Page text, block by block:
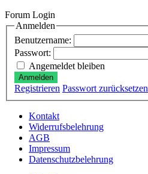
Forum Login
Anmelden
Benutzername:
Passwort:
Angemeldet bleiben
Anmelden
Registrieren Passwort zurücksetzen
Kontakt
Widerrufsbelehrung
AGB
Impressum
Datenschutzbelehrung